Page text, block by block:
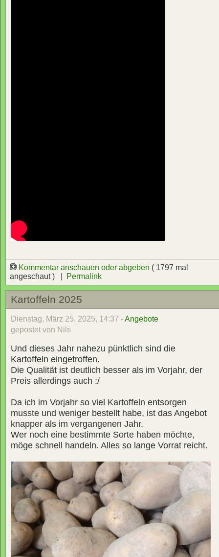
Kommentar anschauen oder abgeben ( 1797 mal
angeschaut ) |
Permalink
Kartoffeln 2025
Dienstag, März 25, 2025, 14:37 -Angebote
gepostet von Nils
Und dieses Jahr nahezu pünktlich sind die
Kartoffeln eingetroffen.
Die Qualität ist deutlich besser als im Vorjahr, der
Preis allerdings auch :/
Da ich im Vorjahr so viel Kartoffeln entsorgen
musste und weniger bestellt habe, ist das Angebot
knapper als im vergangenen Jahr.
Wer noch eine bestimmte Sorte haben möchte,
möge schnell handeln. Alles so lange Vorrat reicht.